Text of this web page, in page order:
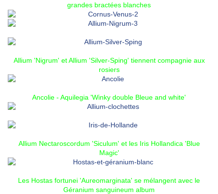
grandes bractées blanches
Allium 'Nigrum' etAllium 'Silver-Sping' tiennent compagnie aux
rosiers
Ancolie - Aquilegia 'Winky double Bleue and white'
Allium Nectaroscordum 'Siculum' et les Iris Hollandica 'Blue
Magic'
Les Hostas fortunei 'Aureomarginata' se mélangent avec le
Géranium sanguineum album